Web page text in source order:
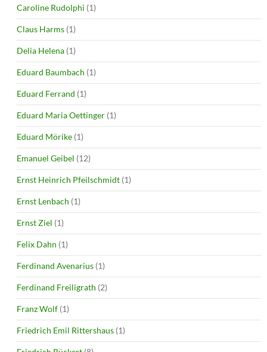
Caroline Rudolphi (1)
Claus Harms (1)
Delia Helena (1)
Eduard Baumbach (1)
Eduard Ferrand (1)
Eduard Maria Oettinger (1)
Eduard Mörike (1)
Emanuel Geibel (12)
Ernst Heinrich Pfeilschmidt (1)
Ernst Lenbach (1)
Ernst Ziel (1)
Felix Dahn (1)
Ferdinand Avenarius (1)
Ferdinand Freiligrath (2)
Franz Wolf (1)
Friedrich Emil Rittershaus (1)